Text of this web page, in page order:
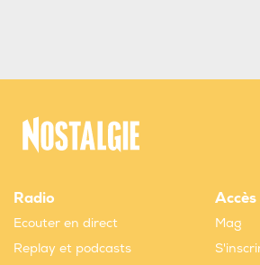
Radio
Ecouter en direct
Replay et podcasts
Mag